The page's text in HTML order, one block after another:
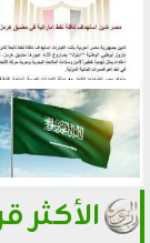
الأكثر